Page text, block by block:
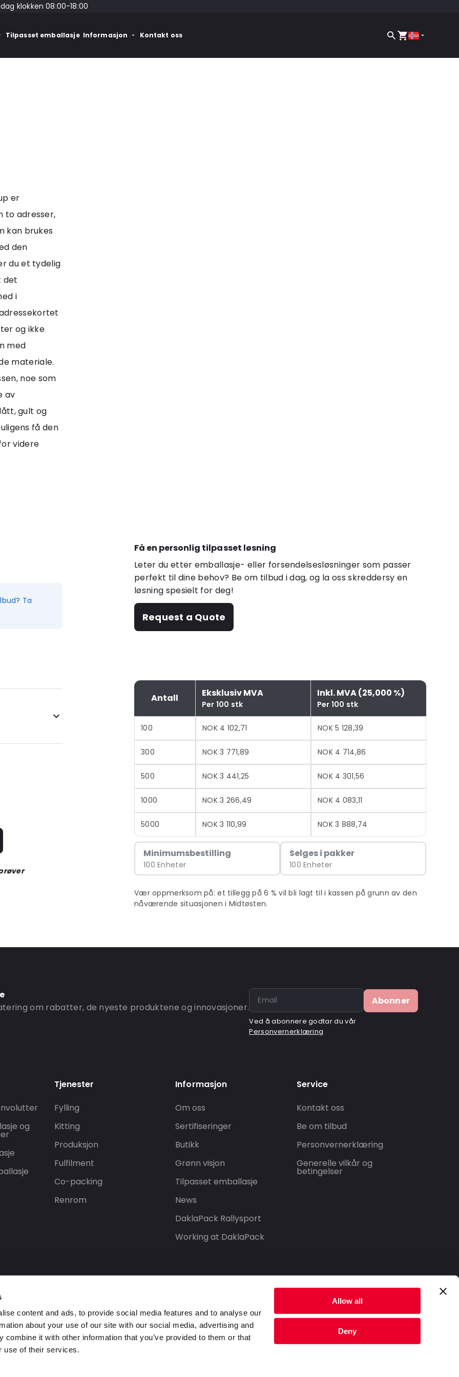
content and ads, to provide social media features and to analyse our
about your use of our site with our social media, advertising and
combine it with other information that you’ve provided to them or that
use of their services.
Allow all
Deny
klokken 08:00-18:00
Tilpasset emballasje Informasjon Kontakt oss
Få en personlig tilpasset løsning
Leter du etter emballasje- eller forsendelsesløsninger som passer
perfekt til dine behov? Be om tilbud i dag, og la oss skreddersy en
løsning spesielt for deg!
Request a Quote
Antall Eksklusiv MVA
Per 100 stk
Inkl. MVA (25,000 %)
Per 100 stk
100 NOK 4 102,71 NOK 5 128,39
300 NOK 3 771,89 NOK 4 714,86
500 NOK 3 441,25 NOK 4 301,56
1000 NOK 3 266,49 NOK 4 083,11
5000 NOK 3 110,99 NOK 3 888,74
Minimumsbestilling
100 Enheter
Selges i pakker
100 Enheter
Vær oppmerksom på: et tillegg på 6 % vil bli lagt til i kassen på grunn av den
nåværende situasjonen i Midtøsten.
er
to adresser,
kan brukes
den
du et tydelig
det
i
og ikke
med
materiale.
noe som
av
gult og
få den
videre
Ta
om rabatter, de nyeste produktene og innovasjoner.
Abonner
Ved å abonnere godtar du vår
Personvernerklæring
og
Tjenester
Fylling
Kitting
Produksjon
Fulfilment
Co-packing
Renrom
Informasjon
Om oss
Sertifiseringer
Butikk
Grønn visjon
Tilpasset emballasje
News
DaklaPack Rallysport
Working at DaklaPack
Service
Kontakt oss
Be om tilbud
Personvernerklæring
Generelle vilkår og
betingelser